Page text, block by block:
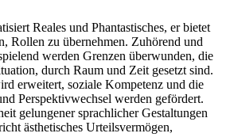
Reales und Phantastisches, er bietet
Rollen zu übernehmen. Zuhörend und
werden Grenzen überwunden, die
durch Raum und Zeit gesetzt sind.
erweitert, soziale Kompetenz und die
Perspektivwechsel werden gefördert.
gelungener sprachlicher Gestaltungen
ästhetisches Urteilsvermögen,